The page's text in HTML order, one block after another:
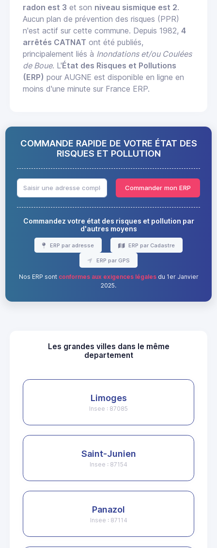
radon est 3 et son niveau sismique est 2.
Aucun plan de prévention des risques (PPR)
n'est actif sur cette commune. Depuis 1982, 4
arrêtés CATNAT ont été publiés,
principalement liés à Inondations et/ou Coulées
de Boue. L'État des Risques et Pollutions
(ERP) pour AUGNE est disponible en ligne en
moins d'une minute sur France ERP.
COMMANDE RAPIDE DE VOTRE ÉTAT DES
RISQUES ET POLLUTION
Commander mon ERP
Commandez votre état des risques et pollution par
d'autres moyens
ERP par adresse ERP par Cadastre
ERP par GPS
Nos ERP sont conformes aux exigences légalesdu 1er Janvier
2025.
Les grandes villes dans le même
departement
Limoges
Insee : 87085
Saint-Junien
Insee : 87154
Panazol
Insee : 87114